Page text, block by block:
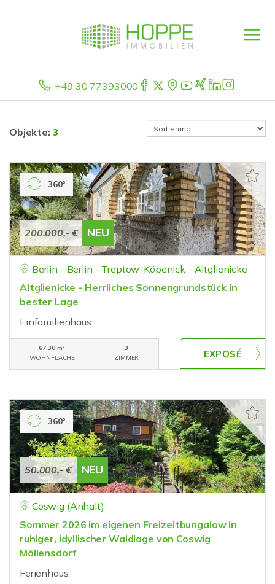
+49 30 77393000
Objekte: 3
200.000,- € NEU
360°
Berlin - Berlin - Treptow-Köpenick - Altglienicke
Altglienicke - Herrliches Sonnengrundstück in
bester Lage
Einfamilienhaus
67,30 m²
WOHNFLÄCHE
3
ZIMMER
50.000,- € NEU
360°
Coswig (Anhalt)
Sommer 2026 im eigenen Freizeitbungalow in
ruhiger, idyllischer Waldlage von Coswig
Möllensdorf
Ferienhaus